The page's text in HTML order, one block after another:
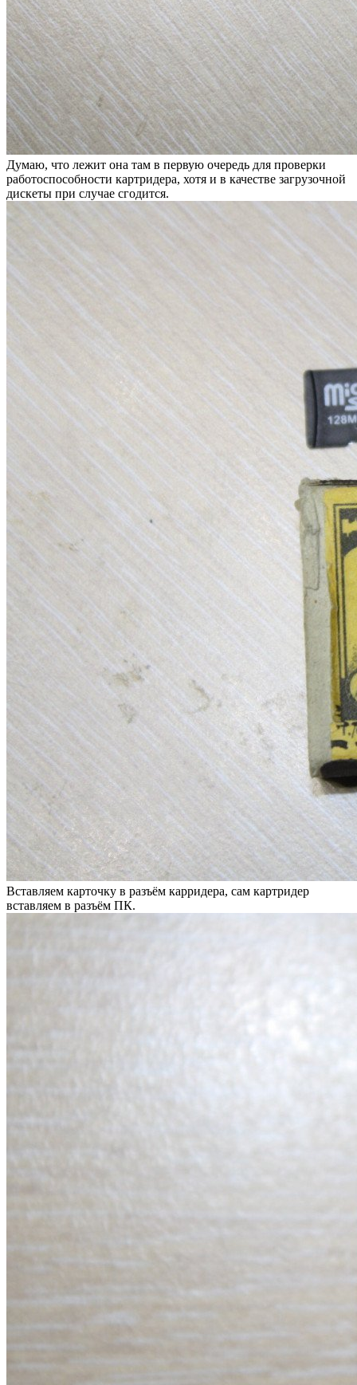
Думаю, что лежит она там в первую очередь для проверки
работоспособности картридера, хотя и в качестве загрузочной
дискеты при случае сгодится.
Вставляем карточку в разъём карридера, сам картридер
вставляем в разъём ПК.